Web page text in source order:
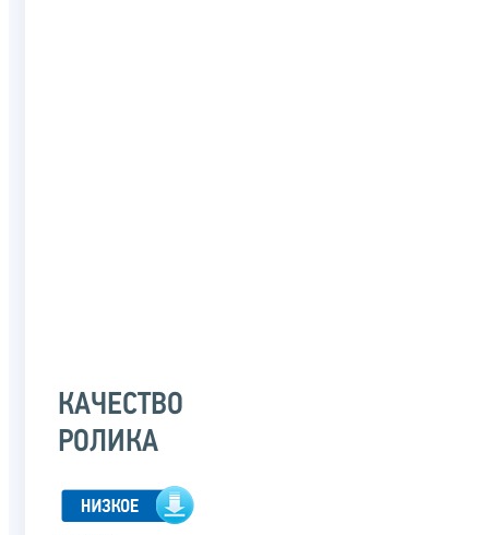
КАЧЕСТВО
РОЛИКА